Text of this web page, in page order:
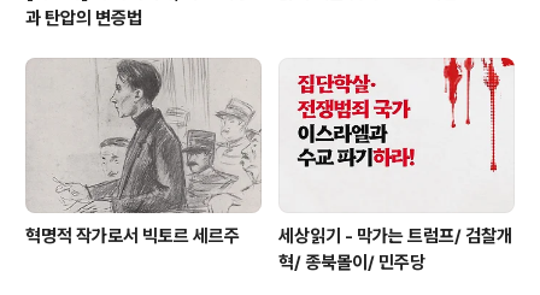
과 탄압의 변증법
혁명적 작가로서 빅토르 세르주
세상읽기 - 막가는 트럼프/ 검찰개
혁/ 종북몰이/ 민주당